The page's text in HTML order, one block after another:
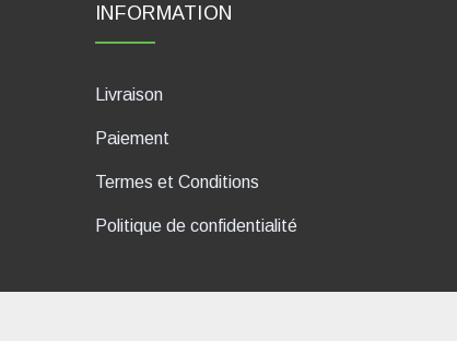
INFORMATION
Livraison
Paiement
Termes et Conditions
Politique de confidentialité